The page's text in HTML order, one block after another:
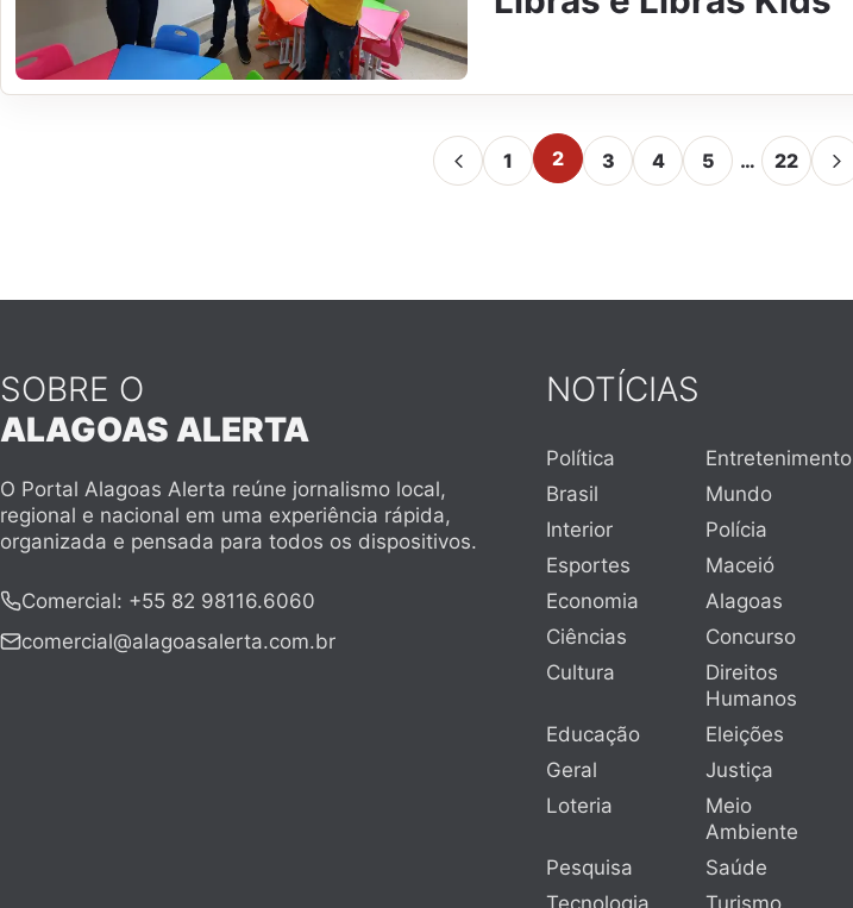
1 2 3 4 5 … 22
SOBRE O
ALAGOAS ALERTA
O Portal Alagoas Alerta reúne jornalismo local,
regional e nacional em uma experiência rápida,
organizada e pensada para todos os dispositivos.
Comercial: +55 82 98116.6060
comercial@alagoasalerta.com.br
NOTÍCIAS
Política
Entretenimento
Brasil
Mundo
Interior
Polícia
Esportes
Maceió
Economia
Alagoas
Ciências
Concurso
Cultura
Direitos
Humanos
Educação
Eleições
Geral
Justiça
Loteria
Meio
Ambiente
Pesquisa
Saúde
Tecnologia
Turismo